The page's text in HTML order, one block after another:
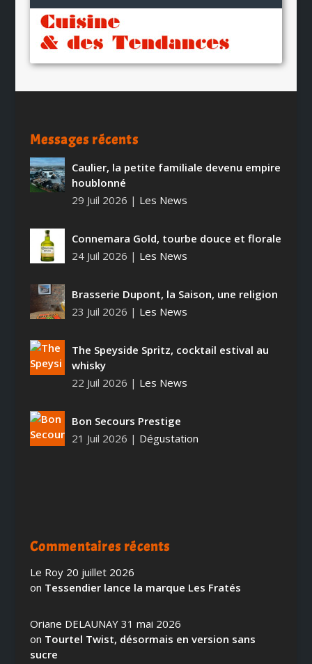
Messages récents
Caulier, la petite familiale devenu empire
houblonné
29 Juil 2026 | Les News
Connemara Gold, tourbe douce et florale
24 Juil 2026 | Les News
Brasserie Dupont, la Saison, une religion
23 Juil 2026 | Les News
The Speyside Spritz, cocktail estival au
whisky
22 Juil 2026 | Les News
Bon Secours Prestige
21 Juil 2026 | Dégustation
Commentaires récents
Le Roy 20 juillet 2026
on Tessendier lance la marque Les Fratés
Oriane DELAUNAY 31 mai 2026
on Tourtel Twist, désormais en version sans
sucre